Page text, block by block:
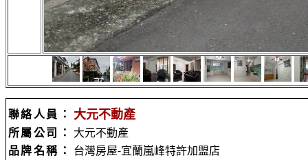
聯絡人員： 大元不動產
所屬公司： 大元不動產
品牌名稱： 台灣房屋-宜蘭嵐峰特許加盟店